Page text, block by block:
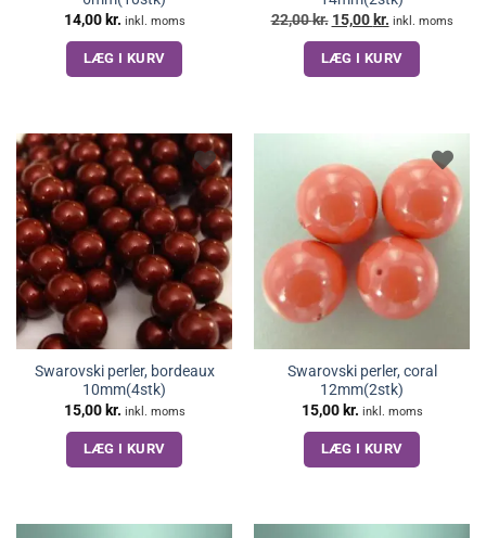
14,00kr. inkl. moms
LÆG I KURV
22,00kr. Den
oprindelige
pris
var:
22,00 kr..
15,00kr. Den
aktuelle
pris
er:
15,00 kr..
inkl. moms
LÆG I KURV
Swarovski perler, bordeaux
10mm(4stk)
15,00kr. inkl. moms
LÆG I KURV
Swarovski perler, coral
12mm(2stk)
15,00kr. inkl. moms
LÆG I KURV